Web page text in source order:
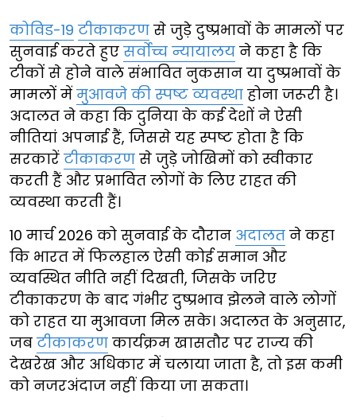
कोविड-19 टीकाकरण से जुड़े दुष्प्रभावों के मामलों पर
सुनवाई करते हुए सर्वोच्च न्यायालय ने कहा है कि
टीकों से होने वाले संभावित नुकसान या दुष्प्रभावों के
मामलों में मुआवजे की स्पष्ट व्यवस्था होना जरूरी है।
अदालत ने कहा कि दुनिया के कई देशों ने ऐसी
नीतियां अपनाई हैं, जिससे यह स्पष्ट होता है कि
सरकारें टीकाकरण से जुड़े जोखिमों को स्वीकार
करती हैं और प्रभावित लोगों के लिए राहत की
व्यवस्था करती हैं।
10 मार्च 2026 को सुनवाई के दौरान अदालत ने कहा
कि भारत में फिलहाल ऐसी कोई समान और
व्यवस्थित नीति नहीं दिखती, जिसके जरिए
टीकाकरण के बाद गंभीर दुष्प्रभाव झेलने वाले लोगों
को राहत या मुआवजा मिल सके। अदालत के अनुसार,
जब टीकाकरण कार्यक्रम खासतौर पर राज्य की
देखरेख और अधिकार में चलाया जाता है, तो इस कमी
को नजरअंदाज नहीं किया जा सकता।